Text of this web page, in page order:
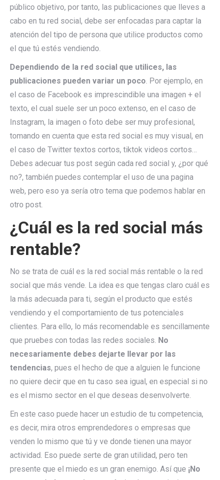
público objetivo, por tanto, las publicaciones que lleves a
cabo en tu red social, debe ser enfocadas para captar la
atención del tipo de persona que utilice productos como
el que tú estés vendiendo.
Dependiendo de la red social que utilices, las
publicaciones pueden variar un poco . Por ejemplo, en
el caso de Facebook es imprescindible una imagen + el
texto, el cual suele ser un poco extenso, en el caso de
Instagram, la imagen o foto debe ser muy profesional,
tomando en cuenta que esta red social es muy visual, en
el caso de Twitter textos cortos, tiktok videos cortos…
Debes adecuar tus post según cada red social y, ¿por qué
no?, también puedes contemplar el uso de una pagina
web, pero eso ya sería otro tema que podemos hablar en
otro post.
¿Cuál es la red social más
rentable?
No se trata de cuál es la red social más rentable o la red
social que más vende. La idea es que tengas claro cuál es
la más adecuada para ti, según el producto que estés
vendiendo y el comportamiento de tus potenciales
clientes. Para ello, lo más recomendable es sencillamente
que pruebes con todas las redes sociales. No
necesariamente debes dejarte llevar por las
tendencias, pues el hecho de que a alguien le funcione
no quiere decir que en tu caso sea igual, en especial si no
es el mismo sector en el que deseas desenvolverte.
En este caso puede hacer un estudio de tu competencia,
es decir, mira otros emprendedores o empresas que
venden lo mismo que tú y ve donde tienen una mayor
actividad. Eso puede serte de gran utilidad, pero ten
presente que el miedo es un gran enemigo. Así que ¡No